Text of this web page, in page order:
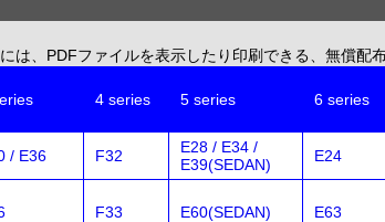
は、PDFファイルを表示したり印刷できる、無償配
4 series 5 series 6 series
/ E36 F32
E28 / E34 /
E39(SEDAN)
E24
F33 E60(SEDAN) E63